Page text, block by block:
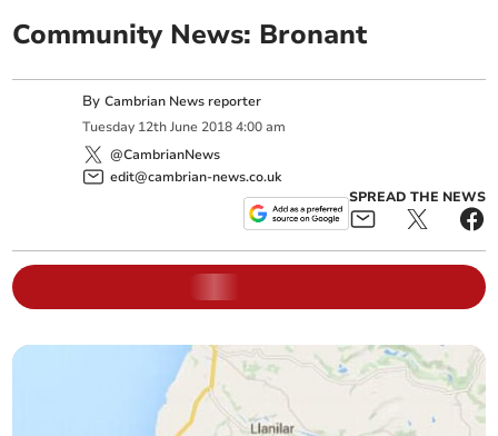
Community News: Bronant
ByCambrian News reporter
Tuesday 12th June 2018 4:00 am
@CambrianNews
edit@cambrian-news.co.uk
SPREAD THE NEWS